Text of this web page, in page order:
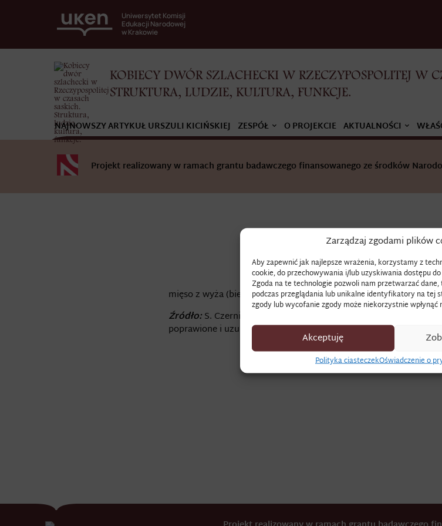
Zarządzaj zgodami plików
Aby zapewnić jak najlepsze wrażenia, korzystamy z
cookie, do przechowywania i/lub uzyskiwania dostępu
Zgoda na te technologie pozwoli nam przetwarzać
podczas przeglądania lub unikalne identyfikatory na tej
zgody lub wycofanie zgody może niekorzystnie
Akceptuję
Polityka ciasteczekOświadczenie o
Uniwersytet Komisji
Edukacji Narodowej
w Krakowie
KOBIECY DWÓR SZLACHECKI W RZECZYPOSPOLITEJ W
STRUKTURA, LUDZIE, KULTURA, FUNKCJE.
NAJNOWSZY ARTYKUŁ URSZULI KICIŃSKIEJ ZESPÓŁ O PROJEKCIE AKTUALNOŚCI
Projekt realizowany w ramach grantu badawczego finansowanego ze środków
WYZINA
mięso z wyża (bieługi), potocznie inne określenie tej ryby.
Źródło:S. Czerniecki,
poprawione i uzupełnione, Warszawa 2021.